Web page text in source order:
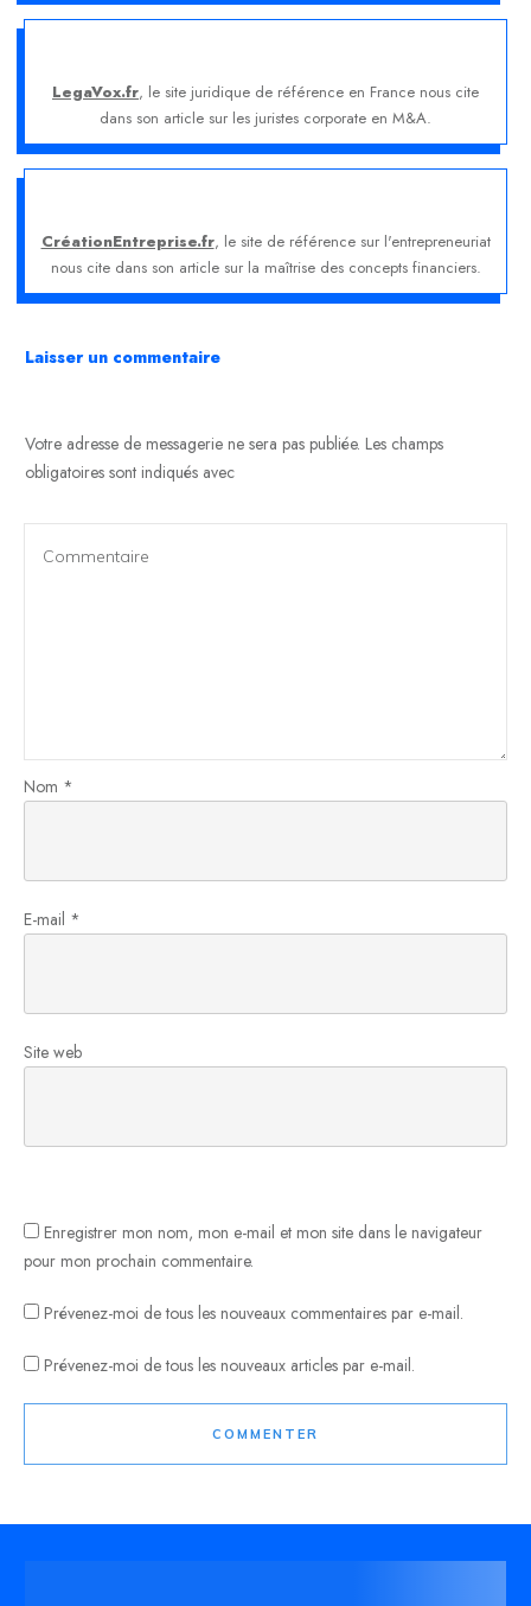
LegaVox.fr, le site juridique de référence en France nous cite
dans son article sur les juristes corporate en M&A.
CréationEntreprise.fr, le site de référence sur l'entrepreneuriat
nous cite dans son article sur la maîtrise des concepts financiers.
Laisser un commentaire
Votre adresse de messagerie ne sera pas publiée. Les champs
obligatoires sont indiqués avec
Nom *
E-mail *
Site web
Enregistrer mon nom, mon e-mail et mon site dans le navigateur
pour mon prochain commentaire.
Prévenez-moi de tous les nouveaux commentaires par e-mail.
Prévenez-moi de tous les nouveaux articles par e-mail.
COMMENTER